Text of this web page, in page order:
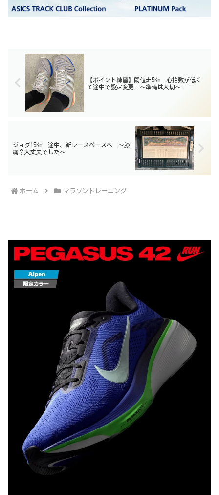
【ポイント練習】閾値走5Km 心拍数が低く
て途中で設定変更 〜準備は大切〜
ジョグ15Km 途中、新レースペースへ 〜膝
痛？大丈夫でした〜
ホーム マラソントレーニング